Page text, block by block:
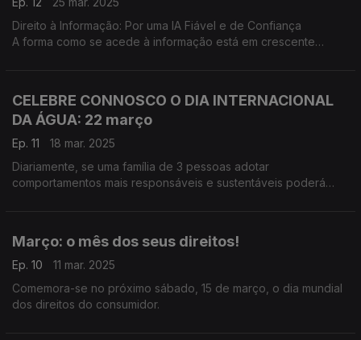
Direito à Informação: Por uma IA Fiável e de Confiança
A forma como se acede à informação está em crescente
CELEBRE CONNOSCO O DIA INTERNACIONAL
DA ÁGUA: 22 março
Ep. 11
18 mar. 2025
Diariamente, se uma família de 3 pessoas adotar
comportamentos mais responsáveis e sustentáveis poderá
Março: o mês dos seus direitos!
Ep. 10
11 mar. 2025
Comemora-se no próximo sábado, 15 de março, o dia mundial
dos direitos do consumidor.